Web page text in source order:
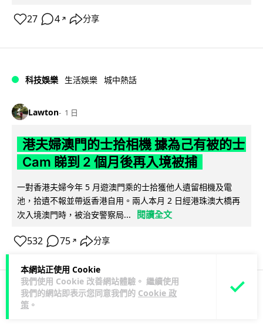
本網站正使用 Cookie
我們使用 Cookie 改善網站體驗。 繼續使用
我們的網站即表示您同意我們的 Cookie 政
策 。
27 4 ↗ 分享
科技娛樂 生活娛樂 城中熱話
Lawton 1 日
港夫婦澳門的士拾相機 據為己有被的士
Cam 睇到 2 個月後再入境被捕
一對香港夫婦今年 5 月遊澳門乘的士拾獲他人遺留相機及電
池，拾遺不報並帶返香港自用。兩人本月 2 日經港珠澳大橋再
次入境澳門時，被治安警察局...
閱讀全文
532 75 ↗ 分享
3C科技